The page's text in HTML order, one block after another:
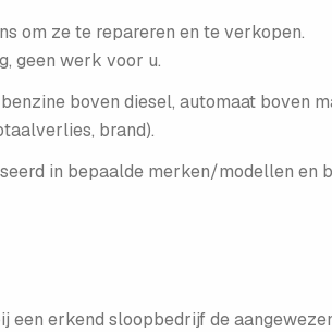
om ze te repareren en te verkopen.
geen werk voor u.
boven diesel, automaat boven
brand).
in bepaalde merken/modellen en
een erkend sloopbedrijf de